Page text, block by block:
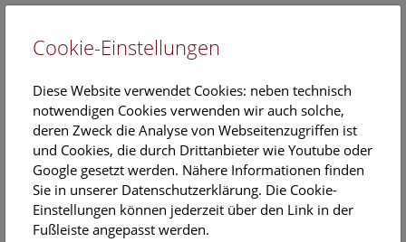
EN
Stellenausschreibungen
Unsere aktuellen Stellenausschreibungen
Cookie-Einstellungen
Diese Website verwendet Cookies: neben technisch
notwendigen Cookies verwenden wir auch solche,
deren Zweck die Analyse von Webseitenzugriffen ist
und Cookies, die durch Drittanbieter wie Youtube oder
Google gesetzt werden. Nähere Informationen finden
Sie in unserer Datenschutzerklärung. Die Cookie-
Einstellungen können jederzeit über den Link in der
Fußleiste angepasst werden.